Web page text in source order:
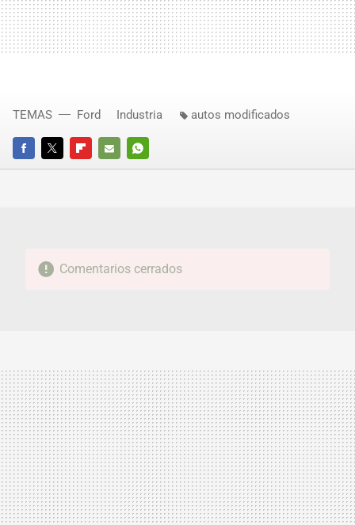
FACEBOOKTWITTERFLIPBOARD
E-
WHATSAPP
TEMAS Ford Industria autos modificados
Comentarios cerrados